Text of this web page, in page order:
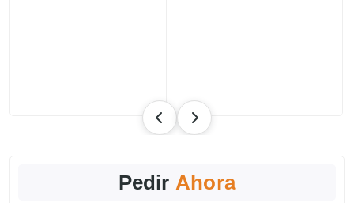
Pedir Ahora